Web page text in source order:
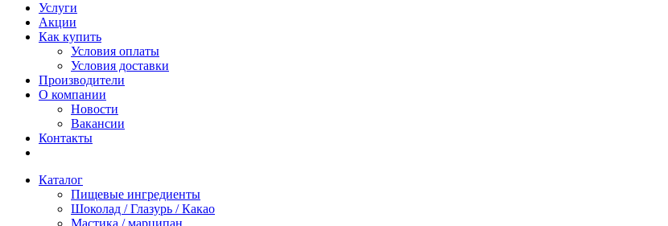
Услуги
Акции
Как купить
Условия оплаты
Условия доставки
Производители
О компании
Новости
Вакансии
Контакты
Каталог
Пищевые ингредиенты
Шоколад / Глазурь / Какао
Мастика / марципан